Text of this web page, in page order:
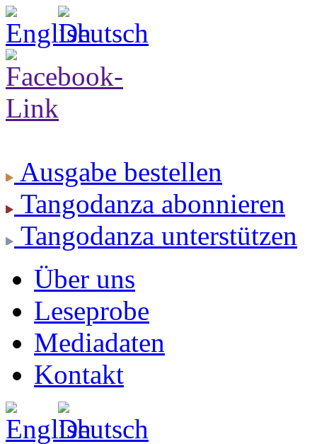
Ausgabe bestellen
Tangodanza abonnieren
Tangodanza unterstützen
Über uns
Leseprobe
Mediadaten
Kontakt